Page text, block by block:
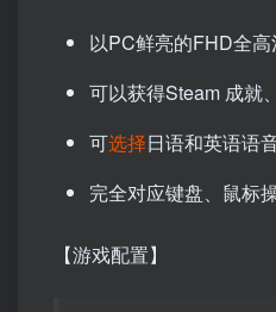
以PC鲜亮的FHD全
可以获得Steam 成就
可选择日语和英语语
完全对应键盘、鼠标
【游戏配置】